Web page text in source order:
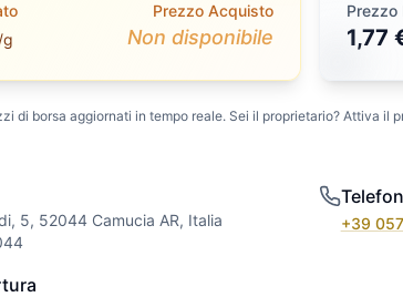
/g
Prezzo Acquisto
Non disponibile
Prezzo
1,77
di borsa aggiornati in tempo reale. Sei il proprietario? Attiva il
5, 52044 Camucia AR, Italia
+39